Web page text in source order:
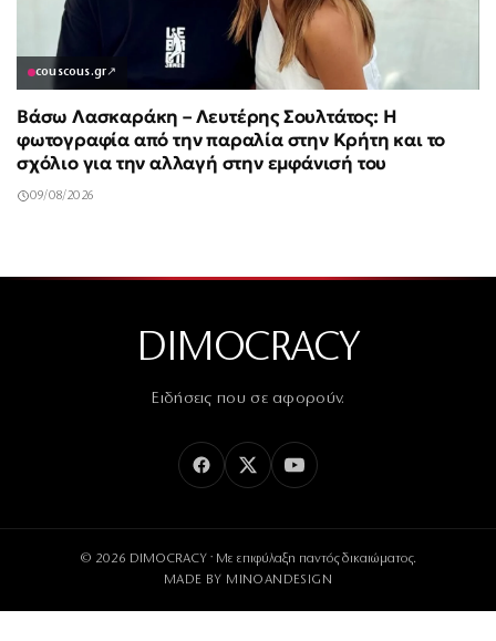
couscous.gr↗
Βάσω Λασκαράκη – Λευτέρης Σουλτάτος: Η
φωτογραφία από την παραλία στην Κρήτη και το
σχόλιο για την αλλαγή στην εμφάνισή του
09/08/2026
DIMOCRACY
Ειδήσεις που σε αφορούν.
© 2026 DIMOCRACY · Με επιφύλαξη παντός δικαιώματος.
MADE BY MINOANDESIGN